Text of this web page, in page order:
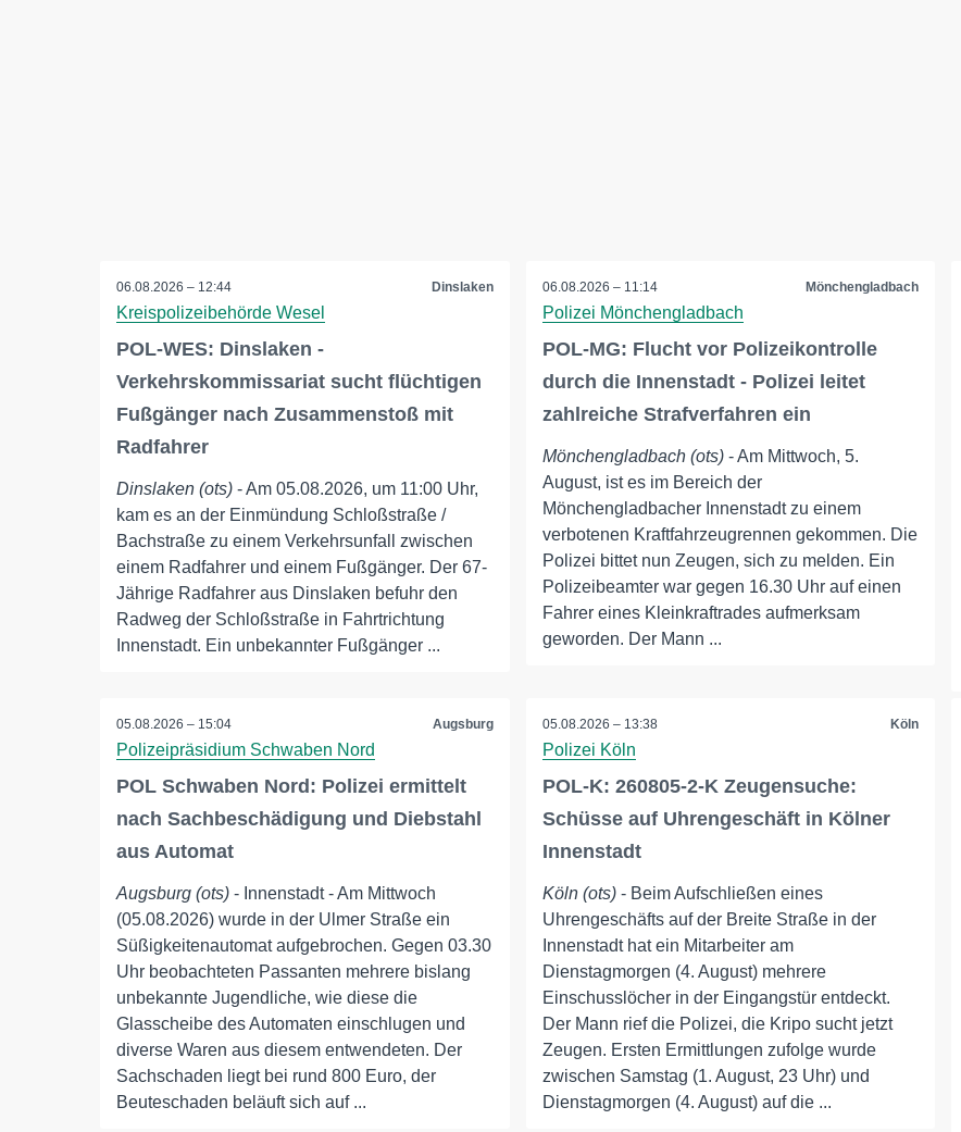
06.08.2026 – 12:44 Dinslaken
Kreispolizeibehörde Wesel
POL-WES: Dinslaken -
Verkehrskommissariat sucht flüchtigen
Fußgänger nach Zusammenstoß mit
Radfahrer
Dinslaken (ots) - Am 05.08.2026, um 11:00 Uhr,
kam es an der Einmündung Schloßstraße /
Bachstraße zu einem Verkehrsunfall zwischen
einem Radfahrer und einem Fußgänger. Der 67-
Jährige Radfahrer aus Dinslaken befuhr den
Radweg der Schloßstraße in Fahrtrichtung
Innenstadt. Ein unbekannter Fußgänger ...
06.08.2026 – 11:14 Mönchengladbach
Polizei Mönchengladbach
POL-MG: Flucht vor Polizeikontrolle
durch die Innenstadt - Polizei leitet
zahlreiche Strafverfahren ein
Mönchengladbach (ots)- Am Mittwoch, 5.
August, ist es im Bereich der
Mönchengladbacher Innenstadt zu einem
verbotenen Kraftfahrzeugrennen gekommen. Die
Polizei bittet nun Zeugen, sich zu melden. Ein
Polizeibeamter war gegen 16.30 Uhr auf einen
Fahrer eines Kleinkraftrades aufmerksam
geworden. Der Mann ...
05.08.2026 – 15:04 Augsburg
Polizeipräsidium Schwaben Nord
POL Schwaben Nord: Polizei ermittelt
nach Sachbeschädigung und Diebstahl
aus Automat
Augsburg (ots) - Innenstadt - Am Mittwoch
(05.08.2026) wurde in der Ulmer Straße ein
Süßigkeitenautomat aufgebrochen. Gegen 03.30
Uhr beobachteten Passanten mehrere bislang
unbekannte Jugendliche, wie diese die
Glasscheibe des Automaten einschlugen und
diverse Waren aus diesem entwendeten. Der
Sachschaden liegt bei rund 800 Euro, der
Beuteschaden beläuft sich auf ...
05.08.2026 – 13:38 Köln
Polizei Köln
POL-K: 260805-2-K Zeugensuche:
Schüsse auf Uhrengeschäft in Kölner
Innenstadt
Köln (ots)- Beim Aufschließen eines
Uhrengeschäfts auf der Breite Straße in der
Innenstadt hat ein Mitarbeiter am
Dienstagmorgen (4. August) mehrere
Einschusslöcher in der Eingangstür entdeckt.
Der Mann rief die Polizei, die Kripo sucht jetzt
Zeugen. Ersten Ermittlungen zufolge wurde
zwischen Samstag (1. August, 23 Uhr) und
Dienstagmorgen (4. August) auf die ...